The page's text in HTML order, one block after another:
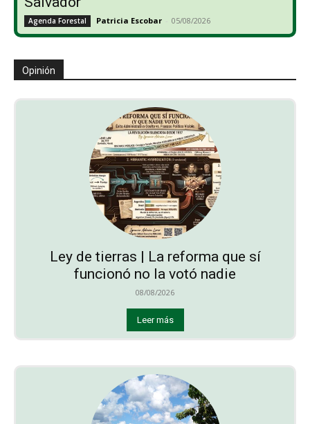
Agenda Forestal Patricia Escobar - 05/08/2026
Opinión
Ley de tierras | La reforma que sí
funcionó no la votó nadie
08/08/2026
Leer más